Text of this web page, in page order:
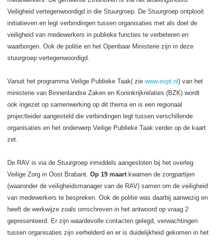
Veiligheid vertegenwoordigd in die Stuurgroep. De Stuurgroep ontplooit
initiatieven en legt verbindingen tussen organisaties met als doel de
veiligheid van medewerkers in publieke functies te verbeteren en
waarborgen. Ook de politie en het Openbaar Ministerie zijn in deze
stuurgroep vertegenwoordigd.
Vanuit het programma Veilige Publieke Taak( zie www.evpt.nl ) van het
ministerie van Binnenlandse Zaken en Koninkrijkrelaties (BZK) wordt
ook ingezet op samenwerking op dit thema en is een regionaal
projectleider aangesteld die verbindingen legt tussen verschillende
organisaties en het onderwerp Veilige Publieke Taak verder op de kaart
zet.
De RAV is via de Stuurgroep inmiddels aangesloten bij het overleg
Veilige Zorg in Oost Brabant. Op 19 maartkwamen de zorgpartijen
(waaronder de veiligheidsmanager van de RAV) samen om de veiligheid
van medewerkers te bespreken. Ook de politie was daarbij aanwezig en
heeft de werkwijze zoals omschreven in het antwoord op vraag 2
gepresenteerd. Er zijn waardevolle contacten gelegd, verwachtingen
tussen organisaties zijn verhelderd en er is duidelijkheid gekomen in het